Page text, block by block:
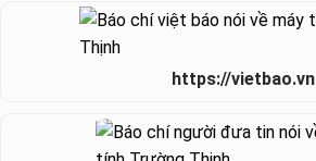
https://vietbao.vn